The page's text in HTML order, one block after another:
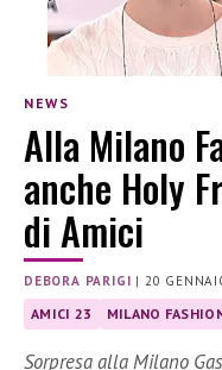
NEWS
Alla Milano
anche Holy
di Amici
DEBORA PARIGI | 20
AMICI 23 MILANO
Sorpresa alla Milano